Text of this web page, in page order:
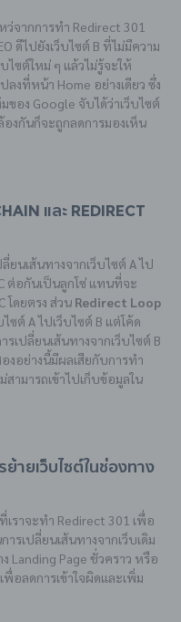
ว่จากการทำ Redirect 301
ดีไปยังเว็บไซต์ B ที่ไม่มีความ
ไซต์ใหม่ ๆ แล้วไม่รู้จะให้
งที่หน้า Home อย่างเดียว ซึ่ง
อง Google จับได้ว่าเว็บไซต์
งกันก็จะถูกลดการมองเห็น
และ Redirect
ยนเส้นทางจากเว็บไซต์ A ไป
ต่อกันเป็นลูกโซ่ แทนที่จะ
โดยตรง ส่วน Redirect Loop
ซต์ A ไปเว็บไซต์ B แต่โค้ด
ปลี่ยนเส้นทางจากเว็บไซต์ B
งอย่างนี้มีผลเสียกับการทำ
สามารถเข้าไปเก็บข้อมูลใน
ายเว็บไซต์ในช่องทาง
ราจะทำ Redirect 301 เพื่อ
รเปลี่ยนเส้นทางจากเว็บเดิม
ง Landing Page ชั่วคราว หรือ
อลดการเข้าใจผิดและเพิ่ม